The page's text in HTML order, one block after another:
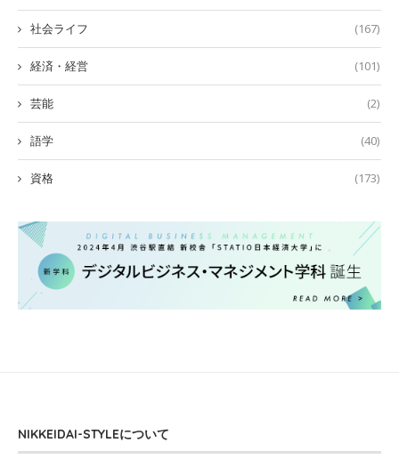
社会ライフ (167)
経済・経営 (101)
芸能 (2)
語学 (40)
資格 (173)
NIKKEIDAI-STYLEについて